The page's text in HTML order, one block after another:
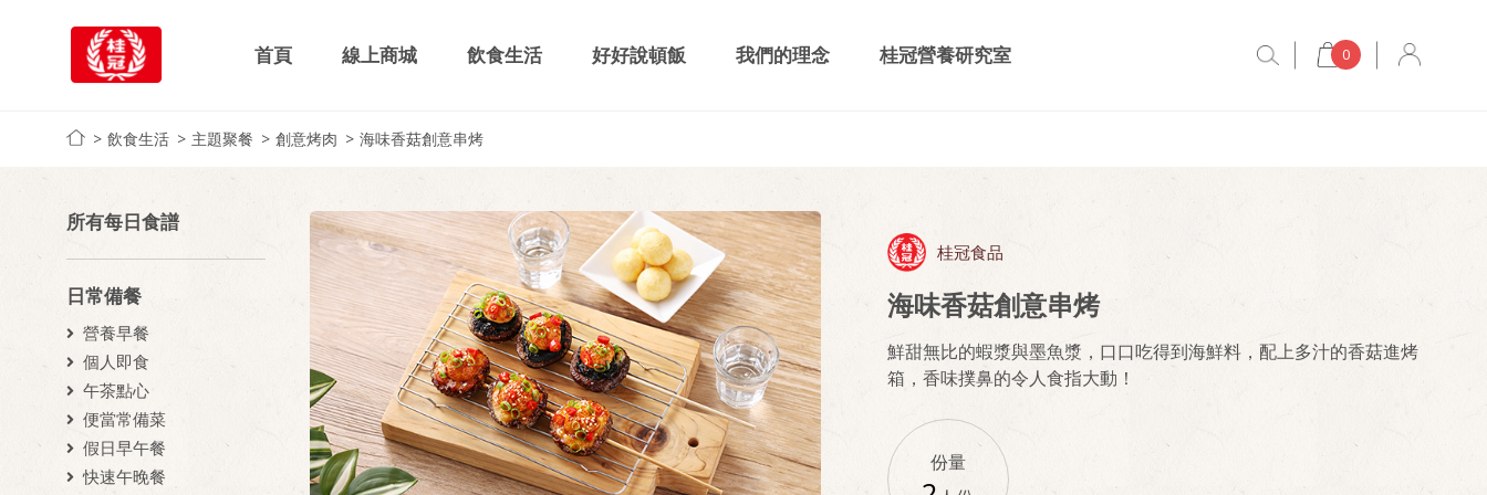
首頁 線上商城 飲食生活 好好說頓飯 我們的理念 桂冠營養研究室 0
飲食生活 主題聚餐 創意烤肉 海味香菇創意串烤
所有每日食譜
日常備餐
營養早餐
個人即食
午茶點心
便當常備菜
假日早午餐
快速午晚餐
桂冠食品
海味香菇創意串烤
鮮甜無比的蝦漿與墨魚漿，口口吃得到海鮮料，配上多汁的香菇進烤
箱，香味撲鼻的令人食指大動！
份量